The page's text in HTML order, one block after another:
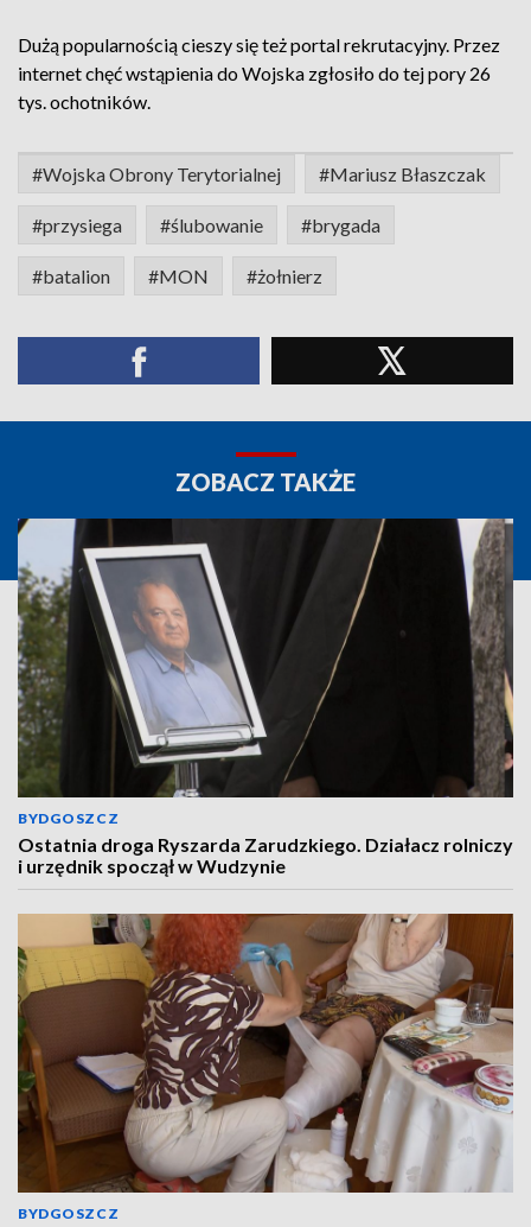
Dużą popularnością cieszy się też portal rekrutacyjny. Przez
internet chęć wstąpienia do Wojska zgłosiło do tej pory 26
tys. ochotników.
#Wojska Obrony Terytorialnej #Mariusz Błaszczak
#przysiega #ślubowanie #brygada
#batalion #MON #żołnierz
ZOBACZ TAKŻE
BYDGOSZCZ
Ostatnia droga Ryszarda Zarudzkiego. Działacz rolniczy
i urzędnik spoczął w Wudzynie
BYDGOSZCZ